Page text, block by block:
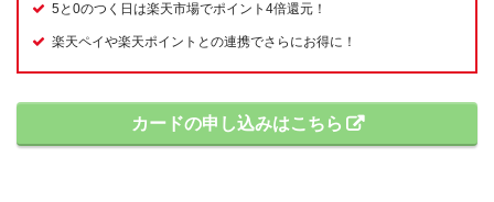
5と0のつく日は楽天市場でポイント4倍還元！
楽天ペイや楽天ポイントとの連携でさらにお得に！
カードの申し込みはこちら